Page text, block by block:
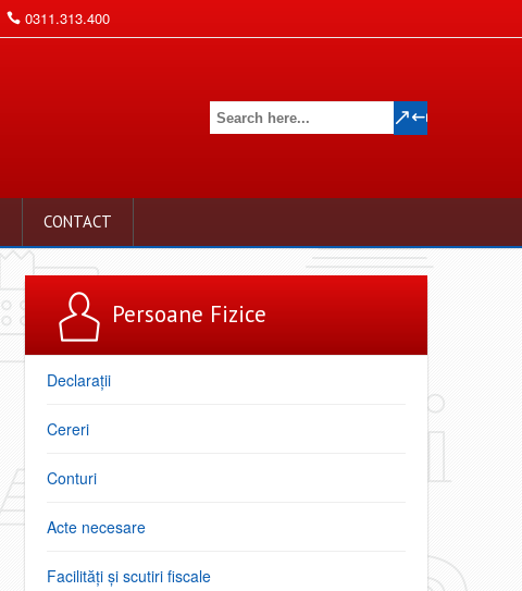
0311.313.400
CONTACT
Persoane Fizice
Declarații
Cereri
Conturi
Acte necesare
Facilități şi scutiri fiscale